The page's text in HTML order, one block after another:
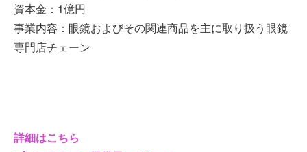
資本金：1億円
事業内容：眼鏡およびその関連商品を主に取り扱う眼鏡
専門店チェーン
詳細はこちら